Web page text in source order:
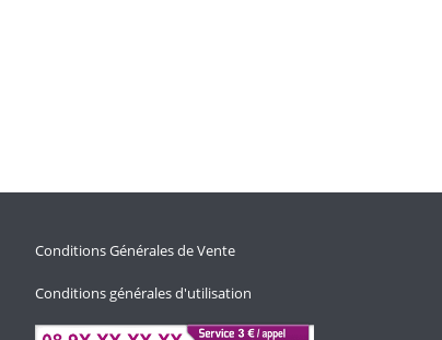
Conditions Générales de Vente
Conditions générales d'utilisation